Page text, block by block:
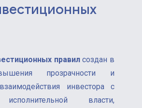
правилсоздан в
прозрачности и
инвестора с
власти,